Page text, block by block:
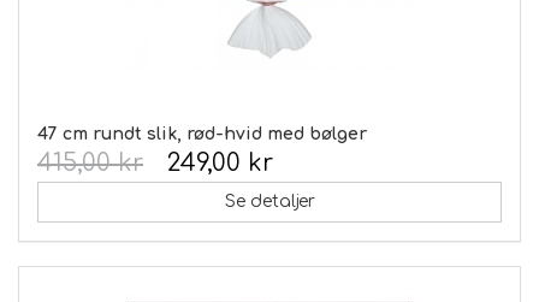
47 cm rundt slik, rød-hvid med bølger
249,00 kr
415,00 kr
Se detaljer